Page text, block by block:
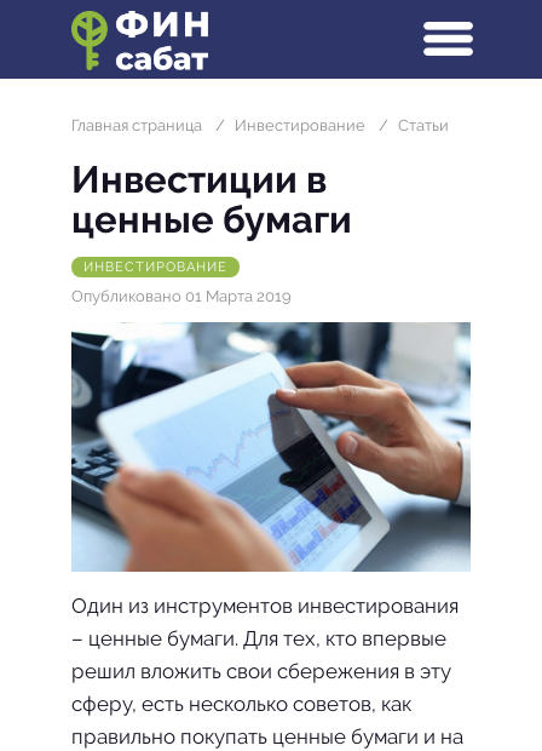
Главная страница / Инвестирование / Статьи
Инвестиции в
ценные бумаги
ИНВЕСТИРОВАНИЕ
Опубликовано 01 Марта 2019
Один из инструментов инвестирования
– ценные бумаги. Для тех, кто впервые
решил вложить свои сбережения в эту
сферу, есть несколько советов, как
правильно покупать ценные бумаги и на